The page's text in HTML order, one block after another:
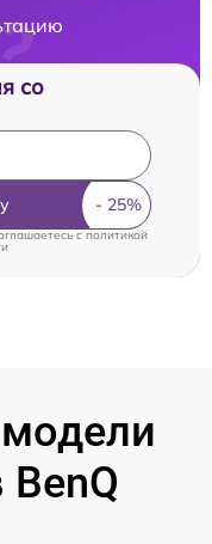
со
c политикой